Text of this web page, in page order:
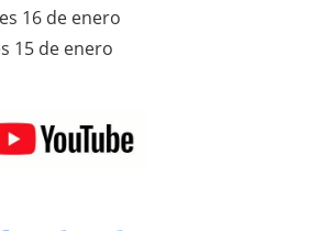
16 de enero
15 de enero